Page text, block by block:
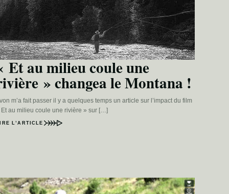
Et au milieu coule une
» changea le Montana !
m’a fait passer il y a quelques temps un article sur l’impact du film
Et au milieu coule une rivière » sur […]
L’ARTICLE